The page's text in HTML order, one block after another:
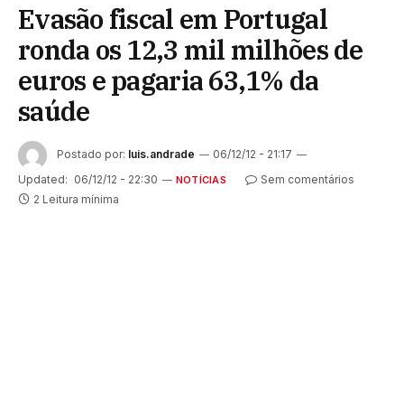
Evasão fiscal em Portugal
ronda os 12,3 mil milhões de
euros e pagaria 63,1% da
saúde
Postado por: luis.andrade
06/12/12 - 21:17
Updated: 06/12/12 - 22:30 NOTÍCIAS
Sem comentários
2 Leitura mínima